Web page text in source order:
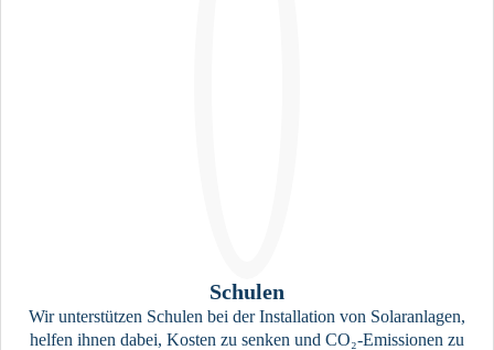
Schulen
Wir unterstützen Schulen bei der Installation von Solaranlagen,
helfen ihnen dabei, Kosten zu senken und CO₂-Emissionen zu